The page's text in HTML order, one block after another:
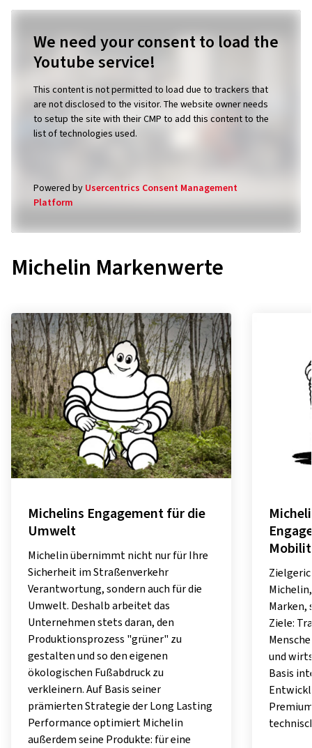
We need your consent to load the
Youtube service!
This content is not permitted to load due to trackers that
are not disclosed to the visitor. The website owner needs
to setup the site with their CMP to add this content to the
list of technologies used.
Powered by Usercentrics Consent Management
Platform
Michelin Markenwerte
Michelins Engagement für die
Umwelt
Michelin übernimmt nicht nur für Ihre
Sicherheit im Straßenverkehr
Verantwortung, sondern auch für die
Umwelt. Deshalb arbeitet das
Unternehmen stets daran, den
Produktionsprozess "grüner" zu
gestalten und so den eigenen
ökologischen Fußabdruck zu
verkleinern. Auf Basis seiner
prämierten Strategie der Long Lasting
Performance optimiert Michelin
außerdem seine Produkte: für eine
Marken,
Ziele:
und
Basis